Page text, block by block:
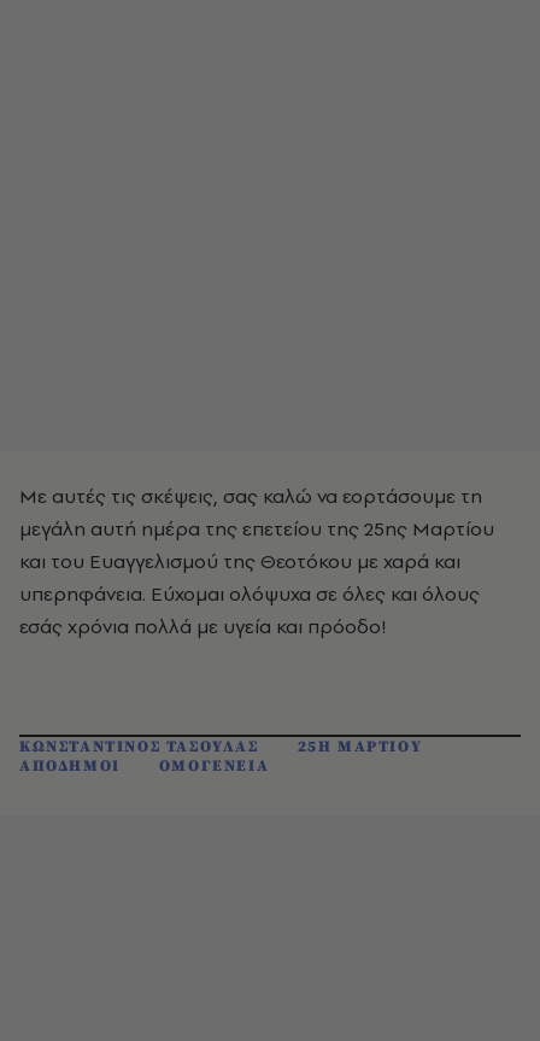
Με αυτές τις σκέψεις, σας καλώ να εορτάσουμε τη
μεγάλη αυτή ημέρα της επετείου της 25ης Μαρτίου
και του Ευαγγελισμού της Θεοτόκου με χαρά και
υπερηφάνεια. Εύχομαι ολόψυχα σε όλες και όλους
εσάς χρόνια πολλά με υγεία και πρόοδο!
ΚΩΝΣΤΑΝΤΙΝΟΣ ΤΑΣΟΥΛΑΣ
25Η ΜΑΡΤΙΟΥ
ΑΠΟΔΗΜΟΙ
ΟΜΟΓΕΝΕΙΑ